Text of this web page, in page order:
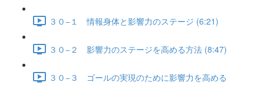
３０−１ 情報身体と影響力のステージ (6:21)
３０−２ 影響力のステージを高める方法 (8:47)
３０−３ ゴールの実現のために影響力を高める